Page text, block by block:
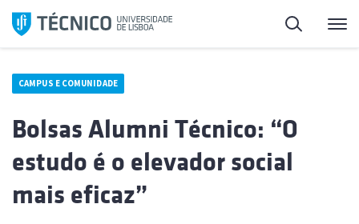
Saltar
para
Pesquisa
CAMPUS E COMUNIDADE
Bolsas Alumni Técnico: “O
estudo é o elevador social
mais eficaz”